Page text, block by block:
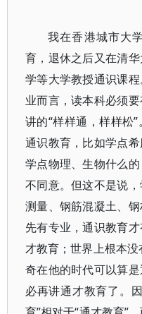
我在香港城市大
育，退休之后又在清
学等大学教授通识课
业而言，读本科必须
讲的“样样通，样样松
通识教育，比如学点
学点物理、生物什么
不同意。但这不是说，
测量、钢筋混凝土、
先有专业，通识教育
才教育；世界上根本没
奇在他的时代可以算
必再讲通才教育了。